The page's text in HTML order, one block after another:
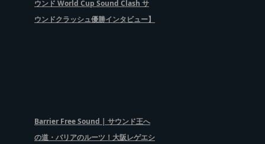
ウンド World Cup Sound Clash サ
ウンドクラッシュ優勝インタビュー】
Barrier Free Sound | サウンド王へ
の道・バリアのルーツ！大阪レゲエシ